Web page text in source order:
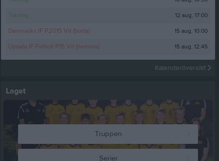
Träning 12 aug, 17:00
Danmarks IF P2015 Vit (borta) 15 aug, 10:00
Upsala IF Fotboll P15 Vit (hemma) 15 aug, 12:45
Kalenderöversikt
Laget
Truppen
Serier